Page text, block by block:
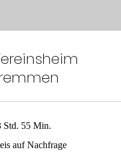
Std. 55 Min.
auf Nachfrage